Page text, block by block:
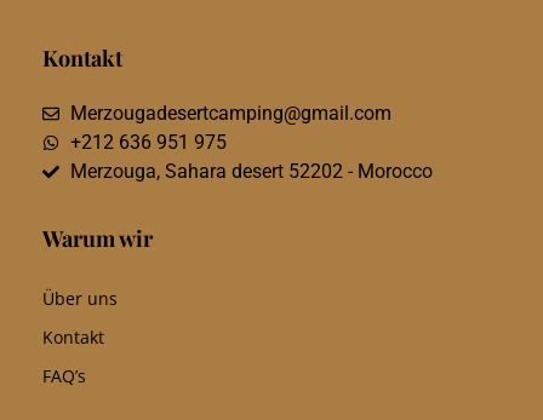
Kontakt
Merzougadesertcamping@gmail.com
+212 636 951 975
Merzouga, Sahara desert 52202 - Morocco
Warum wir
Über uns
Kontakt
FAQ’s